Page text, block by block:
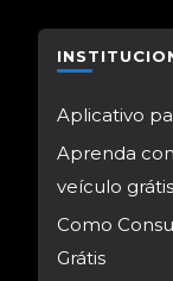
Aplicativo
Aprenda
veículo grátis
Como
Grátis